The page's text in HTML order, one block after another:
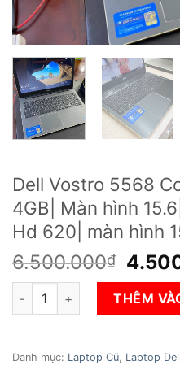
Dell Vostro 5568
4GB| Màn hình
Hd 620| màn hình
6.500.000₫
Giá
gốc
là:
Dell Vostro 5568 Core i3-
THÊM
Danh mục: Laptop Cũ, Laptop Dell